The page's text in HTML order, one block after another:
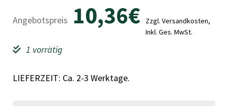
Angebotspreis 10,36€
Zzgl. Versandkosten,
Inkl. Ges. MwSt.
1 vorrätig
LIEFERZEIT: Ca. 2-3 Werktage.